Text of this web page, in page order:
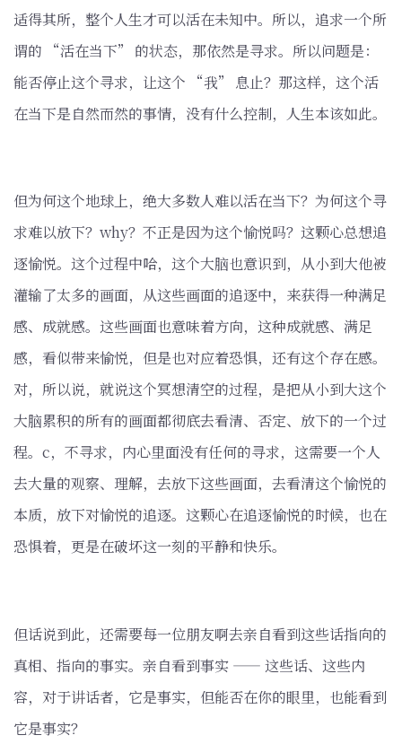
适得其所，整个人生才可以活在未知中。所以，追求一个所
谓的 “活在当下” 的状态，那依然是寻求。所以问题是：
能否停止这个寻求，让这个 “我” 息止？那这样，这个活
在当下是自然而然的事情，没有什么控制，人生本该如此。
但为何这个地球上，绝大多数人难以活在当下？为何这个寻
求难以放下？why？不正是因为这个愉悦吗？这颗心总想追
逐愉悦。这个过程中哈，这个大脑也意识到，从小到大他被
灌输了太多的画面，从这些画面的追逐中，来获得一种满足
感、成就感。这些画面也意味着方向，这种成就感、满足
感，看似带来愉悦，但是也对应着恐惧，还有这个存在感。
对，所以说，就说这个冥想清空的过程，是把从小到大这个
大脑累积的所有的画面都彻底去看清、否定、放下的一个过
程。c，不寻求，内心里面没有任何的寻求，这需要一个人
去大量的观察、理解，去放下这些画面，去看清这个愉悦的
本质，放下对愉悦的追逐。这颗心在追逐愉悦的时候，也在
恐惧着，更是在破坏这一刻的平静和快乐。
但话说到此，还需要每一位朋友啊去亲自看到这些话指向的
真相、指向的事实。亲自看到事实 —— 这些话、这些内
容，对于讲话者，它是事实，但能否在你的眼里，也能看到
它是事实？